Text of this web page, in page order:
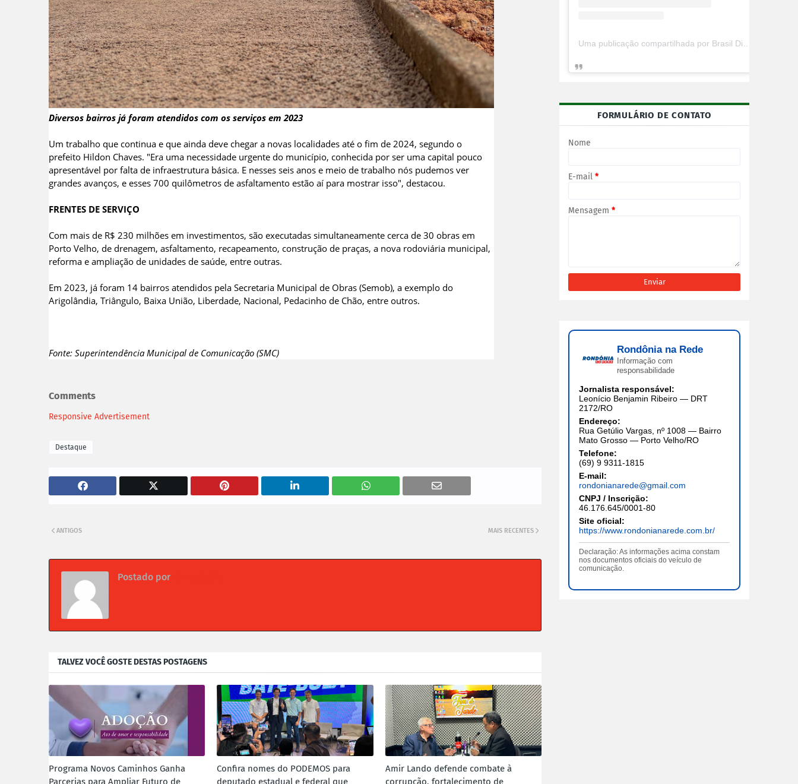
Diversos bairros já foram atendidos com os serviços em 2023
Um trabalho que continua e que ainda deve chegar a novas localidades até o fim de 2024, segundo o
prefeito Hildon Chaves. "Era uma necessidade urgente do município, conhecida por ser uma capital pouco
apresentável por falta de infraestrutura básica. E nesses seis anos e meio de trabalho nós pudemos ver
grandes avanços, e esses 700 quilômetros de asfaltamento estão aí para mostrar isso", destacou.
FRENTES DE SERVIÇO
Com mais de R$ 230 milhões em investimentos, são executadas simultaneamente cerca de 30 obras em
Porto Velho, de drenagem, asfaltamento, recapeamento, construção de praças, a nova rodoviária municipal,
reforma e ampliação de unidades de saúde, entre outras.
Em 2023, já foram 14 bairros atendidos pela Secretaria Municipal de Obras (Semob), a exemplo do
Arigolândia, Triângulo, Baixa União, Liberdade, Nacional, Pedacinho de Chão, entre outros.
Fonte: Superintendência Municipal de Comunicação (SMC)
Comments
Responsive Advertisement
Destaque
MAIS RECENTES
ANTIGOS
Postado por
TALVEZ VOCÊ GOSTE DESTAS POSTAGENS
Programa Novos Caminhos Ganha
Parcerias para Ampliar Futuro de
Confira nomes do PODEMOS para
deputado estadual e federal que
Amir Lando defende combate à
corrupção, fortalecimento de
FORMULÁRIO DE CONTATO
Nome
E-mail *
Mensagem *
Rondônia na Rede
Informação com
responsabilidade
Jornalista responsável:
Leonício Benjamin Ribeiro — DRT
2172/RO
Endereço:
Rua Getúlio Vargas, nº 1008 — Bairro
Mato Grosso — Porto Velho/RO
Telefone:
(69) 9 9311-1815
E-mail:
rondonianarede@gmail.com
CNPJ / Inscrição:
46.176.645/0001-80
Site oficial:
https://www.rondonianarede.com.br/
Declaração: As informações acima constam
nos documentos oficiais do veículo de
comunicação.